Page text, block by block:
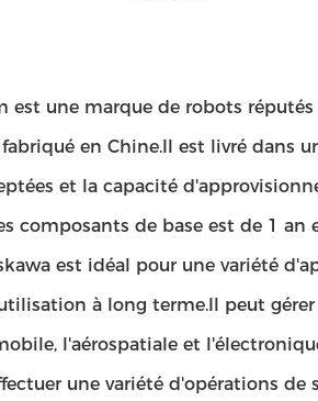
est une marque de robots
en Chine.Il est livré dans
et la capacité
composants de base est de 1
est idéal pour une variété
à long terme.Il peut
l'aérospatiale et
une variété d'opérations